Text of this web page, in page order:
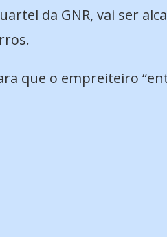
da GNR, vai ser
que o empreiteiro